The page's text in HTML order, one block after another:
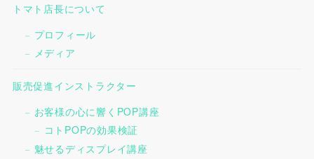
トマト店長について
プロフィール
メディア
販売促進インストラクター
お客様の心に響くPOP講座
コトPOPの効果検証
魅せるディスプレイ講座